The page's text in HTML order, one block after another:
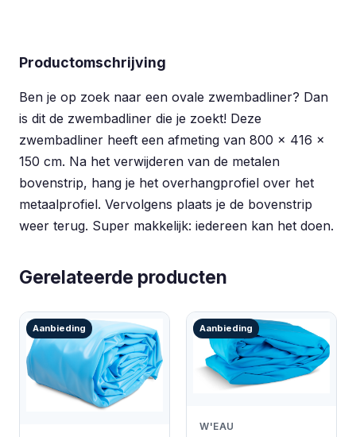
Productomschrijving
Ben je op zoek naar een ovale zwembadliner? Dan
is dit de zwembadliner die je zoekt! Deze
zwembadliner heeft een afmeting van 800 x 416 x
150 cm. Na het verwijderen van de metalen
bovenstrip, hang je het overhangprofiel over het
metaalprofiel. Vervolgens plaats je de bovenstrip
weer terug. Super makkelijk: iedereen kan het doen.
Gerelateerde producten
Aanbieding Aanbieding
W'EAU